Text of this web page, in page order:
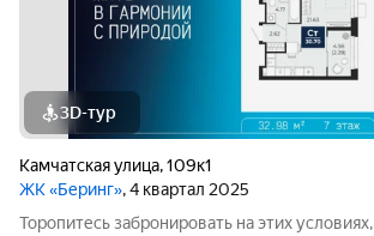
3D-тур
Камчатская улица,109к1
ЖК «Беринг», 4 квартал 2025
Торопитесь забронировать на этих